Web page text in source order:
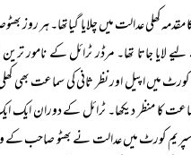
کھلی عدالت میں چلایا گیاتھا۔ ہر روز
جاتا تھا۔ مرڈر ٹرائل کے نامور
میں اپیل اور نظر ثانی کی سماعت بھی
کا منظر دیکھا۔ ٹرائل کے دوران ایک
کورٹ میں عدالت نے بھٹو صاحب